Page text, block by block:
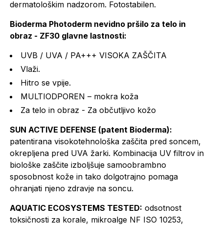
dermatološkim nadzorom. Fotostabilen.
Bioderma Photoderm nevidno pršilo za telo in
obraz - ZF30 glavne lastnosti:
UVB / UVA / PA+++ VISOKA ZAŠČITA
Vlaži.
Hitro se vpije.
MULTIODPOREN – mokra koža
Za telo in obraz - Za občutljivo kožo
SUN ACTIVE DEFENSE (patent Bioderma):
patentirana visokotehnološka zaščita pred soncem,
okrepljena pred UVA žarki. Kombinacija UV filtrov in
biološke zaščite izboljšuje samoobrambno
sposobnost kože in tako dolgotrajno pomaga
ohranjati njeno zdravje na soncu.
AQUATIC ECOSYSTEMS TESTED: odsotnost
toksičnosti za korale, mikroalge NF ISO 10253,